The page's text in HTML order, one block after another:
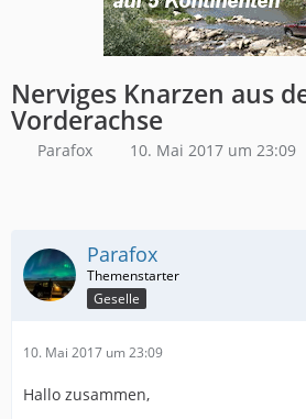
Nerviges Knarzen aus
Vorderachse
Parafox 10. Mai 2017 um 23:09
Parafox
Geselle
10. Mai 2017 um 23:09
Hallo zusammen,